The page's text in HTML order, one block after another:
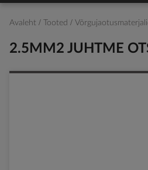
Avaleht Tooted
2.5MM2 JUHTME